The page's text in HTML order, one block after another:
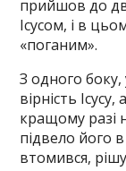
прийшов до
Ісусом, і в
«поганим».
З одного
вірність
кращому разі
підвело його
втомився,